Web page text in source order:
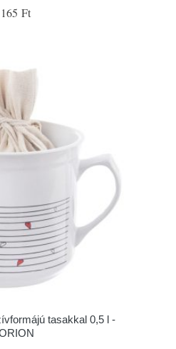
Ft
tasakkal 0,5 l -